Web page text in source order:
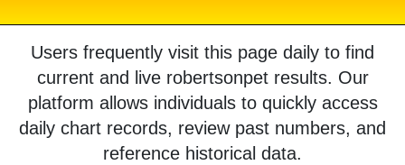
Users frequently visit this page daily to find
current and live robertsonpet results. Our
platform allows individuals to quickly access
daily chart records, review past numbers, and
reference historical data.